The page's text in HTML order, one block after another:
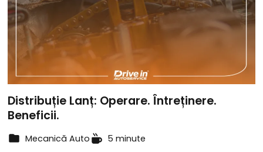
Distribuție Lanț: Operare. Întreținere.
Beneficii.
Mecanică Auto
5 minute